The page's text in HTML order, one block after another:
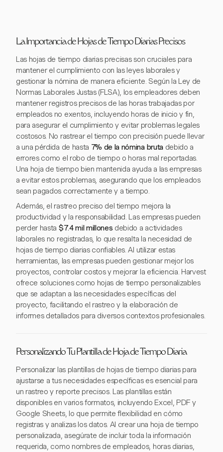
La Importancia de Hojas de Tiempo Diarias Precisos
Las hojas de tiempo diarias precisas son cruciales para
mantener el cumplimiento con las leyes laborales y
gestionar la nómina de manera eficiente. Según la Ley de
Normas Laborales Justas (FLSA), los empleadores deben
mantener registros precisos de las horas trabajadas por
empleados no exentos, incluyendo horas de inicio y fin,
para asegurar el cumplimiento y evitar problemas legales
costosos. No rastrear el tiempo con precisión puede llevar
a una pérdida de hasta 7% de la nómina brutadebido a
errores como el robo de tiempo o horas mal reportadas.
Una hoja de tiempo bien mantenida ayuda a las empresas
a evitar estos problemas, asegurando que los empleados
sean pagados correctamente y a tiempo.
Además, el rastreo preciso del tiempo mejora la
productividad y la responsabilidad. Las empresas pueden
perder hasta $7.4 mil millones debido a actividades
laborales no registradas, lo que resalta la necesidad de
hojas de tiempo diarias confiables. Al utilizar estas
herramientas, las empresas pueden gestionar mejor los
proyectos, controlar costos y mejorar la eficiencia. Harvest
ofrece soluciones como hojas de tiempo personalizables
que se adaptan a las necesidades específicas del
proyecto, facilitando el rastreo y la elaboración de
informes detallados para diversos contextos profesionales.
Personalizando Tu Plantilla de Hoja de Tiempo Diaria
Personalizar las plantillas de hojas de tiempo diarias para
ajustarse a tus necesidades específicas es esencial para
un rastreo y reporte precisos. Las plantillas están
disponibles en varios formatos, incluyendo Excel, PDF y
Google Sheets, lo que permite flexibilidad en cómo
registras y analizas los datos. Al crear una hoja de tiempo
personalizada, asegúrate de incluir toda la información
requerida, como nombres de empleados, horas diarias,